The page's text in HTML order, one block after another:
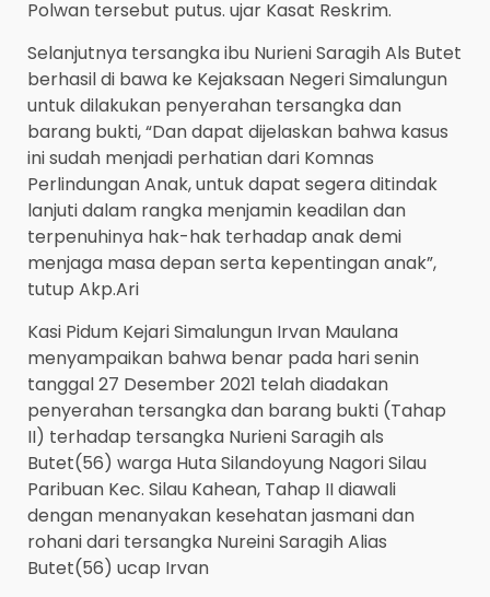
Polwan tersebut putus. ujar Kasat Reskrim.
Selanjutnya tersangka ibu Nurieni Saragih Als Butet
berhasil di bawa ke Kejaksaan Negeri Simalungun
untuk dilakukan penyerahan tersangka dan
barang bukti, “Dan dapat dijelaskan bahwa kasus
ini sudah menjadi perhatian dari Komnas
Perlindungan Anak, untuk dapat segera ditindak
lanjuti dalam rangka menjamin keadilan dan
terpenuhinya hak-hak terhadap anak demi
menjaga masa depan serta kepentingan anak”,
tutup Akp.Ari
Kasi Pidum Kejari Simalungun Irvan Maulana
menyampaikan bahwa benar pada hari senin
tanggal 27 Desember 2021 telah diadakan
penyerahan tersangka dan barang bukti (Tahap
II) terhadap tersangka Nurieni Saragih als
Butet(56) warga Huta Silandoyung Nagori Silau
Paribuan Kec. Silau Kahean, Tahap II diawali
dengan menanyakan kesehatan jasmani dan
rohani dari tersangka Nureini Saragih Alias
Butet(56) ucap Irvan